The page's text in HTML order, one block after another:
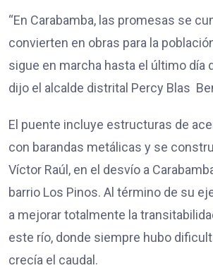
“En Carabamba, las promesas se
convierten en obras para la
sigue en marcha hasta el último día
dijo el alcalde distrital Percy Blas
El puente incluye estructuras de
con barandas metálicas y se
Víctor Raúl, en el desvío a
barrio Los Pinos. Al término de su
a mejorar totalmente la
este río, donde siempre hubo
crecía el caudal.